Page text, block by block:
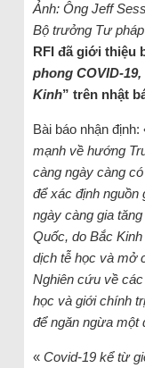
Ảnh: Ông Jeff
Bộ trưởng Tư
RFI đã giới thiệu
phong COVID-
Kinh” trên nhật
Bài báo nhận định:
mạnh về hướng
càng ngày càng
để xác định
ngày càng gia
Quốc, do Bắc
dịch tễ học và mở
Nghiên cứu về
học và giới chính
để ngăn ngừa một
« Covid-19 kể từ